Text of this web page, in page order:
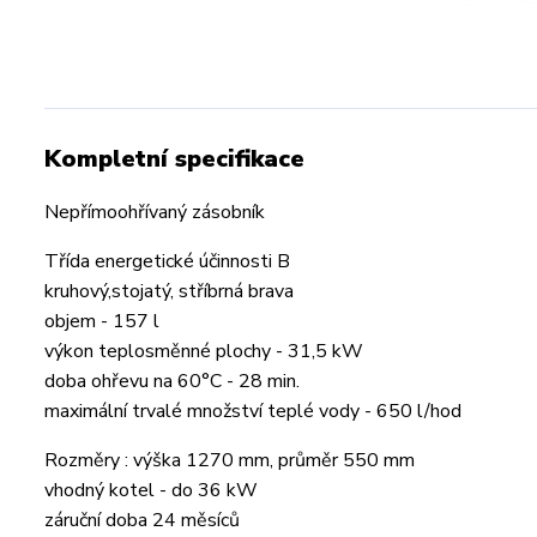
Kompletní specifikace
Nepřímoohřívaný zásobník
Třída energetické účinnosti B
kruhový,stojatý, stříbrná brava
objem - 157 l
výkon teplosměnné plochy - 31,5 kW
doba ohřevu na 60°C - 28 min.
maximální trvalé množství teplé vody - 650 l/hod
Rozměry : výška 1270 mm, průměr 550 mm
vhodný kotel - do 36 kW
záruční doba 24 měsíců